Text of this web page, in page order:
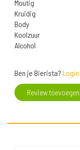
Moutig
Kruidig
Body
Koolzuur
Alcohol
Ben je Bierista? Login
Review toevoegen